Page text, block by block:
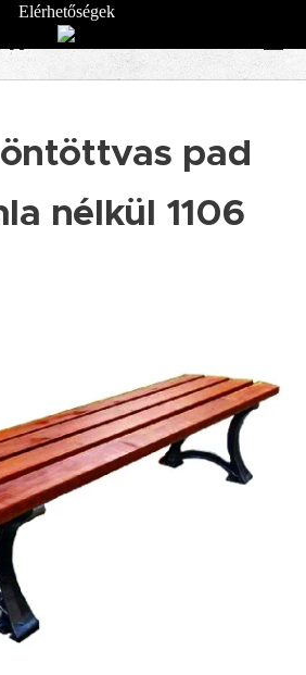
pad
nélkül 1106
Elérhetőségek